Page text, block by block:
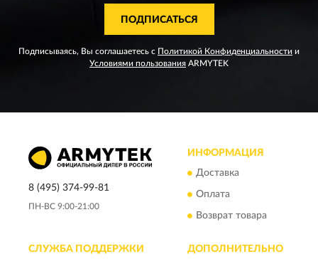
ПОДПИСАТЬСЯ
Подписываясь, Вы соглашаетесь с Политикой Конфиденциальности и
Условиями пользования ARMYTEK
8 (495) 374-99-81
ПН-ВС 9:00-21:00
ИНФОРМАЦИЯ
Доставка
Оплата
Возврат товара
СЛУЖБА ПОДДЕРЖКИ ДОПОЛНИТЕЛЬНО